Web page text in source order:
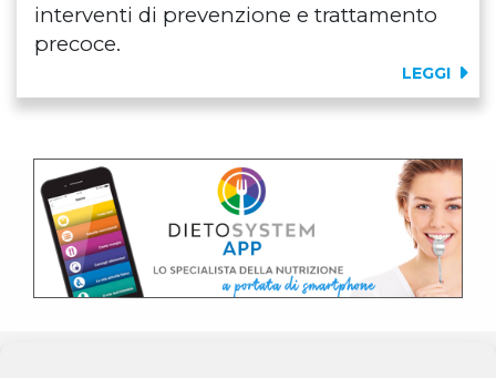
interventi di prevenzione e trattamento
precoce.
LEGGI